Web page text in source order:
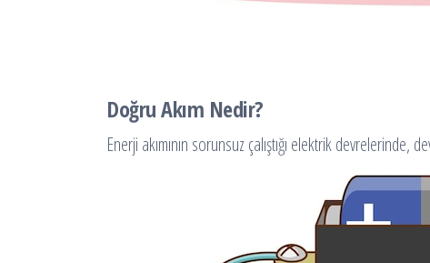
Doğru Akım Nedir?
Enerji akımının sorunsuz çalıştığı elektrik